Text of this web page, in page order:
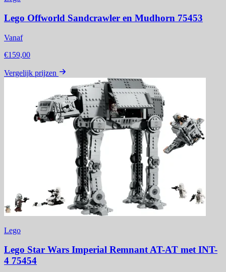
Lego Offworld Sandcrawler en Mudhorn 75453
Vanaf
€159,00
Vergelijk prijzen
Lego
Lego Star Wars Imperial Remnant AT-AT met INT-
4 75454